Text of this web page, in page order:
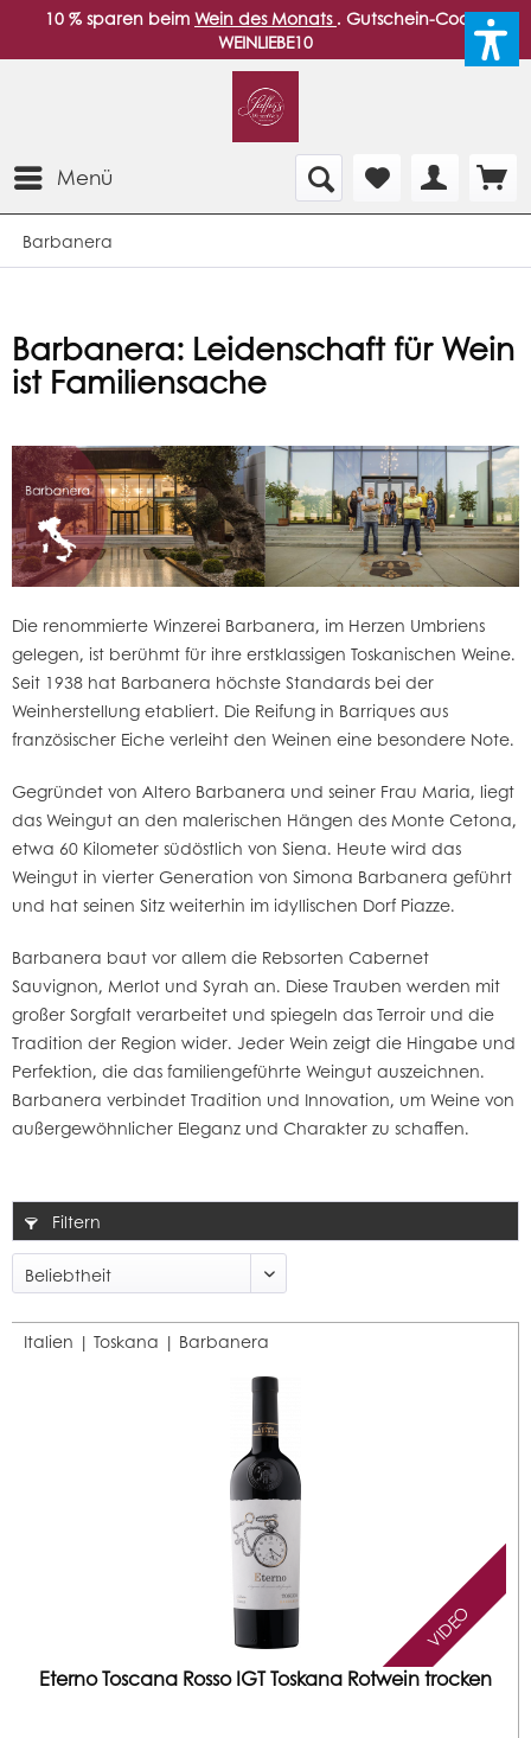
10 % sparen beim Wein des Monats . Gutschein-Code:
WEINLIEBE10
Menü
Barbanera
Barbanera: Leidenschaft für Wein
ist Familiensache
Die renommierte Winzerei Barbanera, im Herzen Umbriens
gelegen, ist berühmt für ihre erstklassigen Toskanischen Weine.
Seit 1938 hat Barbanera höchste Standards bei der
Weinherstellung etabliert. Die Reifung in Barriques aus
französischer Eiche verleiht den Weinen eine besondere Note.
Gegründet von Altero Barbanera und seiner Frau Maria, liegt
das Weingut an den malerischen Hängen des Monte Cetona,
etwa 60 Kilometer südöstlich von Siena. Heute wird das
Weingut in vierter Generation von Simona Barbanera geführt
und hat seinen Sitz weiterhin im idyllischen Dorf Piazze.
Barbanera baut vor allem die Rebsorten Cabernet
Sauvignon, Merlot und Syrah an. Diese Trauben werden mit
großer Sorgfalt verarbeitet und spiegeln das Terroir und die
Tradition der Region wider. Jeder Wein zeigt die Hingabe und
Perfektion, die das familiengeführte Weingut auszeichnen.
Barbanera verbindet Tradition und Innovation, um Weine von
außergewöhnlicher Eleganz und Charakter zu schaffen.
Filtern
Italien | Toskana | Barbanera
VIDEO
Eterno Toscana Rosso IGT Toskana Rotwein trocken